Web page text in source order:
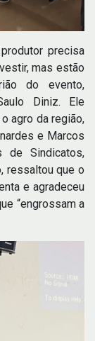
precisa
mas estão
do evento,
Diniz. Ele
agro da região,
e Marcos
de Sindicatos,
ressaltou que o
e agradeceu
“engrossam a